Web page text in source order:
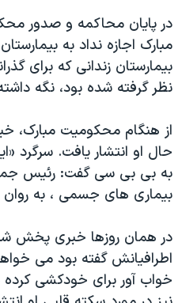
در پایان محاکمه و صدور
مبارک اجازه نداد به
بیمارستان زندانی که برای
نظر گرفته شده بود، نگه
از هنگام محکومیت مبارک،
حال او انتشار یافت. سرگرد
به بی بی سی گفت: رئیس
بیماری های جسمی ، به
در همان روزها خبری پخش
اطرافیانش گفته بود می
خواب آور برای خودکشی